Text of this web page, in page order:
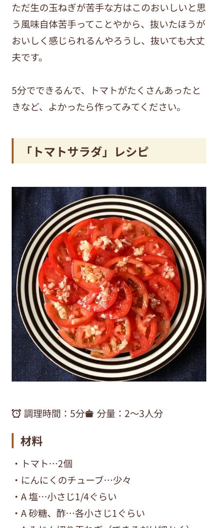
ただ生の玉ねぎが苦手な方はこのおいしいと思
う風味自体苦手ってことやから、抜いたほうが
おいしく感じられるんやろうし、抜いても大丈
夫です。
5分でできるんで、トマトがたくさんあったと
きなど、よかったら作ってみてください。
「トマトサラダ」レシピ
調理時間： 5分 分量：2～3人分
材料
・トマト…2個
・にんにくのチューブ…少々
・A 塩…小さじ1/4ぐらい
・A 砂糖、酢…各小さじ1ぐらい